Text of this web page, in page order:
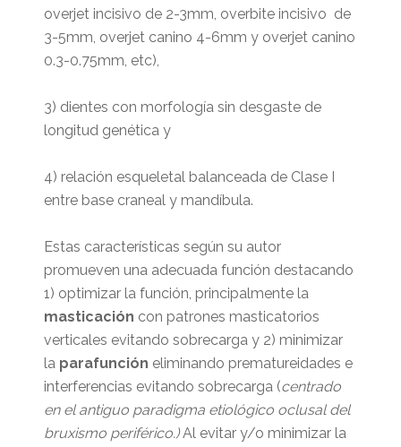
overjet incisivo de 2-3mm, overbite incisivo de
3-5mm, overjet canino 4-6mm y overjet canino
0.3-0.75mm, etc),
3) dientes con morfología sin desgaste de
longitud genética y
4) relación esqueletal balanceada de Clase I
entre base craneal y mandíbula.
Estas características según su autor
promueven una adecuada función destacando
1) optimizar la función, principalmente la
masticación con patrones masticatorios
verticales evitando sobrecarga y 2) minimizar
la parafunción eliminando prematureidades e
interferencias evitando sobrecarga (centrado
en el antiguo paradigma etiológico oclusal del
bruxismo periférico.)Al evitar y/o minimizar la